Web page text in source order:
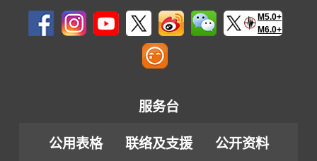
M5.0+
M6.0+
服务台
公用表格 联络及支援
公开资料